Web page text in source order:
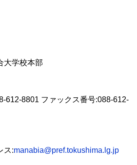
大学校本部
612-8801 ファックス番号:088-612-
ス:manabia@pref.tokushima.lg.jp